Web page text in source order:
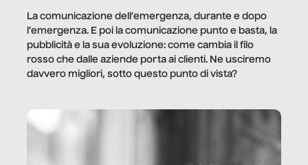
La comunicazione dell’emergenza, durante e dopo
l’emergenza. E poi la comunicazione punto e basta, la
pubblicità e la sua evoluzione: come cambia il filo
rosso che dalle aziende porta ai clienti. Ne usciremo
davvero migliori, sotto questo punto di vista?